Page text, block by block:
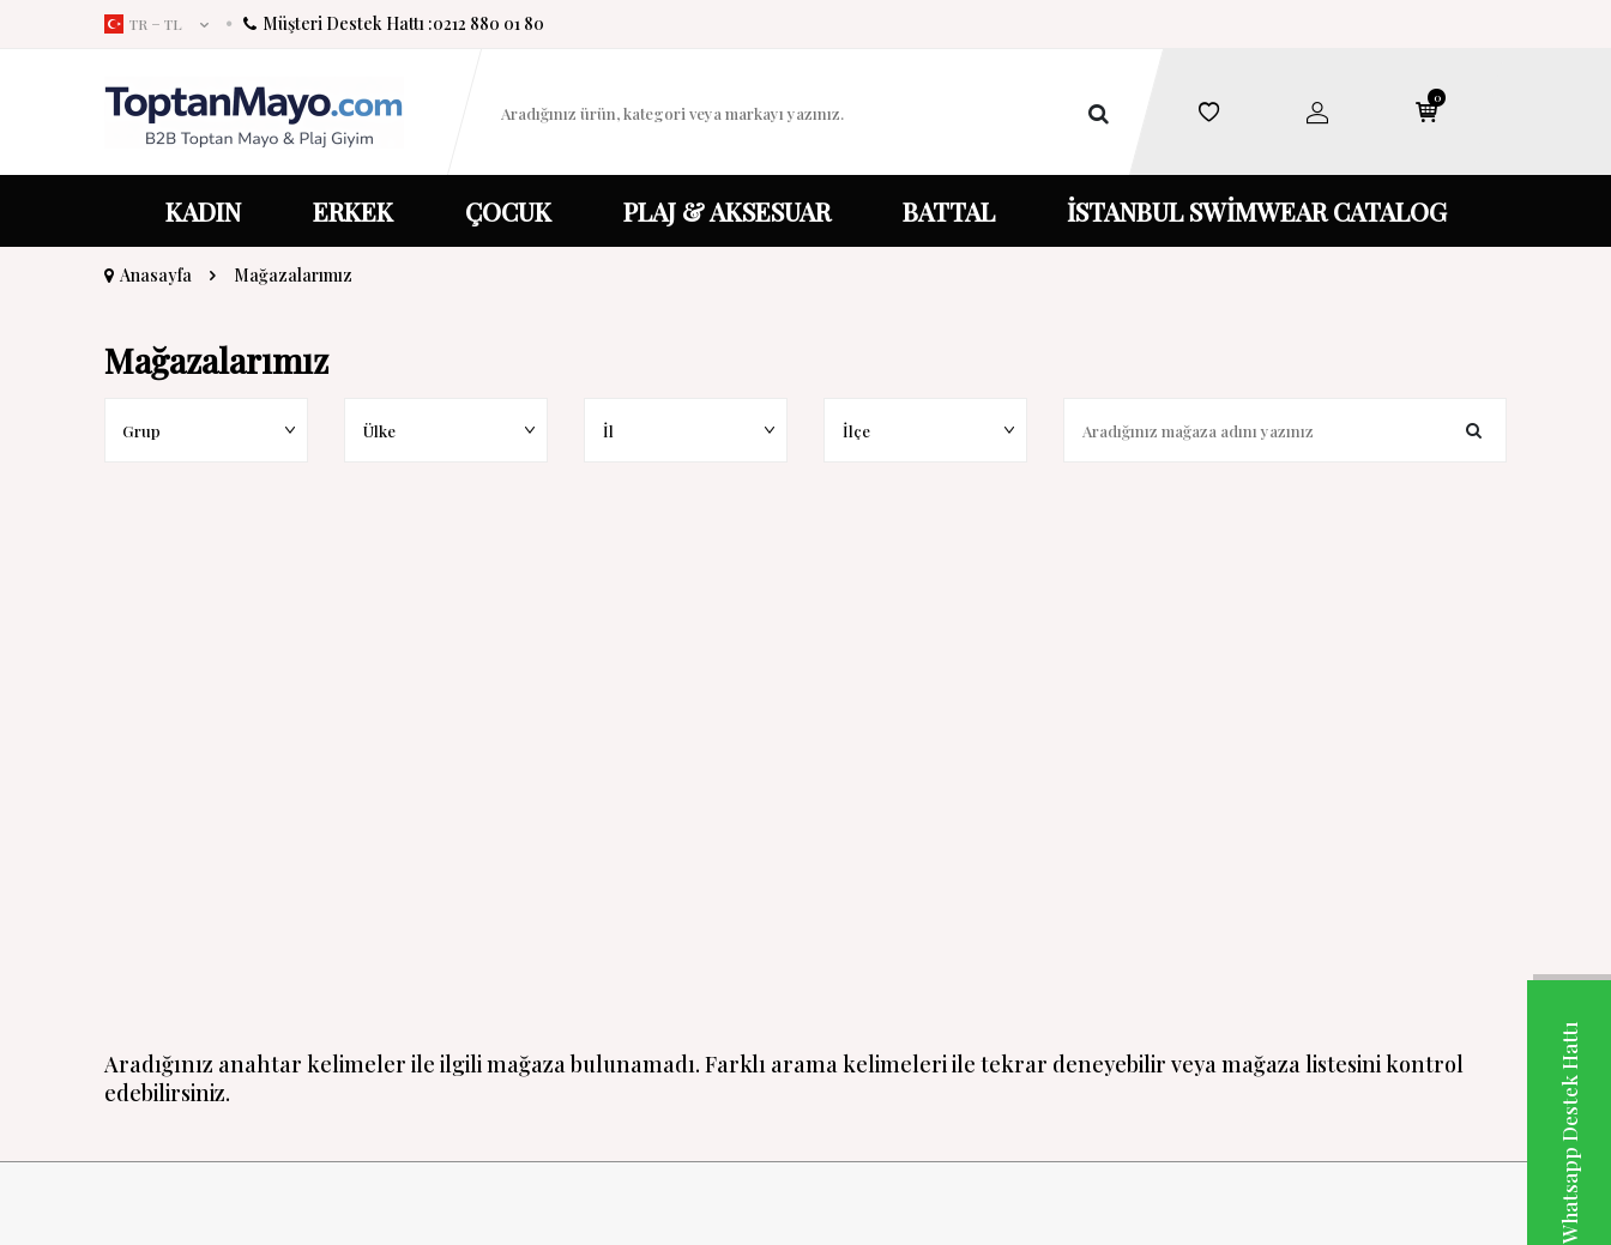
Whatsapp Destek Hattı
TR − TL Müşteri Destek Hattı :0212 880 01 80
0
KADIN ERKEK ÇOCUK PLAJ & AKSESUAR BATTAL İSTANBUL SWİMWEAR CATALOG
Anasayfa Mağazalarımız
Mağazalarımız
Grup
Aradığınız anahtar kelimeler ile ilgili mağaza bulunamadı. Farklı arama kelimeleri ile tekrar deneyebilir veya mağaza listesini kontrol
edebilirsiniz.